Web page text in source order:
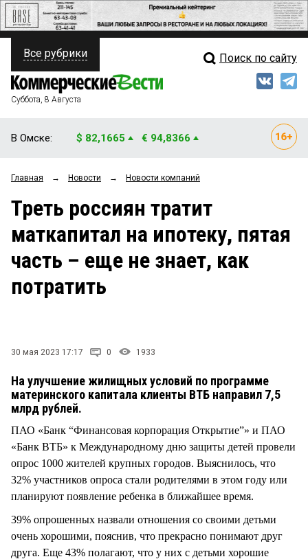
ПОЛИТИКА
ФИНАНСЫ
ОБЩЕСТВО
ЗАКОН
НОВОСТИ КОМПАНИЙ
Свежий выпуск
Мнения
Рейтинги
Блоги
Архив
Все рубрики Поиск по сайту
Суббота, 8 Августа
В Омске: $ 82,1665 € 94,8366
Главная → Новости → Новости компаний
Треть россиян тратит
маткапитал на ипотеку, пятая
часть – еще не знает, как
потратить
30 мая 2023 17:17 0 1933
На улучшение жилищных условий по программе
материнского капитала клиенты ВТБ направил 7,5
млрд рублей.
ПАО «Банк “Финансовая корпорация Открытие”» и ПАО
«Банк ВТБ» к Международному дню защиты детей провели
опрос 1000 жителей крупных городов. Выяснилось, что
32% участников опроса стали родителями в этом году или
планируют появление ребенка в ближайшее время.
39% опрошенных назвали отношения со своими детьми
очень хорошими, пояснив, что прекрасно понимают друг
друга. Еще 43% полагают, что у них с детьми хорошие